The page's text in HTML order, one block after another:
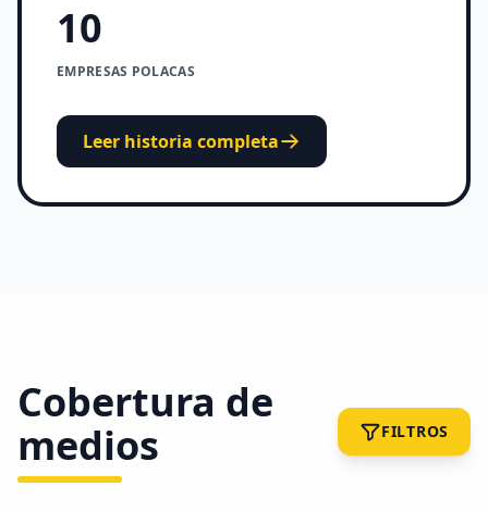
10
EMPRESAS POLACAS
Leer historia completa
Cobertura de
medios
FILTROS